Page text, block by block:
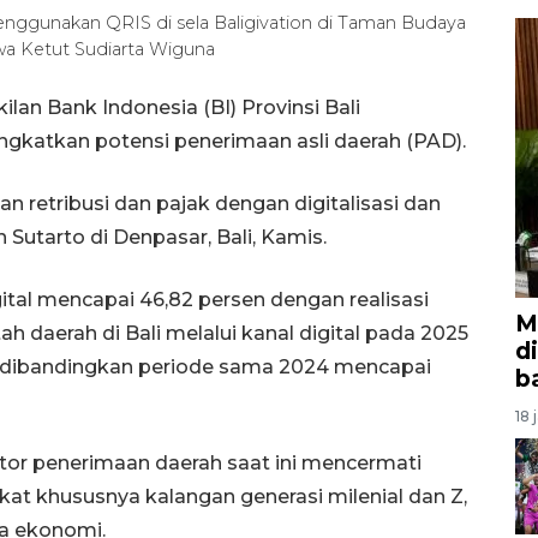
QRIS di sela Baligivation di Taman Budaya
Ketut Sudiarta Wiguna
Bank Indonesia (BI) Provinsi Bali
potensi penerimaan asli daerah (PAD).
retribusi dan pajak dengan digitalisasi dan
Sutarto di Denpasar, Bali, Kamis.
mencapai 46,82 persen dengan realisasi
daerah di Bali melalui kanal digital pada 2025
periode sama 2024 mencapai
penerimaan daerah saat ini mencermati
khususnya kalangan generasi milenial dan Z,
ekonomi.
18